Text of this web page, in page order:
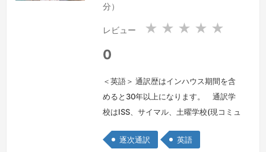
分）
レビュー ★ ★ ★ ★ ★
0
＜英語＞ 通訳歴はインハウス期間を含
めると30年以上になります。 通訳学
校はISS、サイマル、土曜学校(現コミュ
ス時代は日系広告代理店と外資飲料メー
逐次通訳 英語